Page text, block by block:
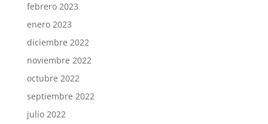
febrero 2023
enero 2023
diciembre 2022
noviembre 2022
octubre 2022
septiembre 2022
julio 2022